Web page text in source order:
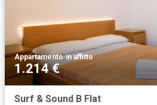
Appartamento·in affitto
1.214 €
Surf & Sound B Flat